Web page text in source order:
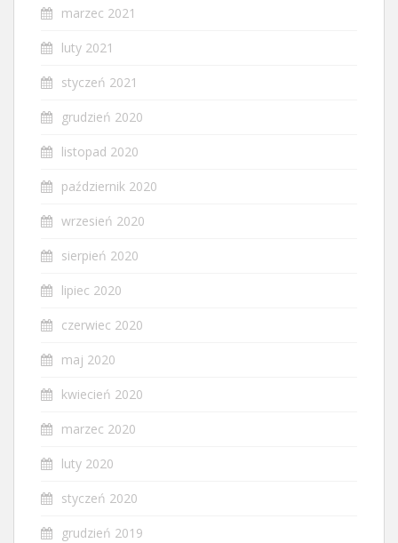
marzec 2021
luty 2021
styczeń 2021
grudzień 2020
listopad 2020
październik 2020
wrzesień 2020
sierpień 2020
lipiec 2020
czerwiec 2020
maj 2020
kwiecień 2020
marzec 2020
luty 2020
styczeń 2020
grudzień 2019